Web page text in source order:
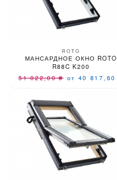
ROTO
МАНСАРДНОЕ ОКНО ROTO
R88C K200
51 022,00₴ от 40 817,60